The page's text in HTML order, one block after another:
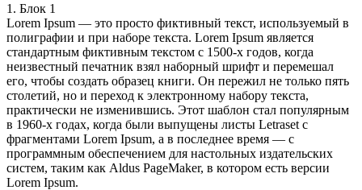
1. Блок 1
Lorem Ipsum — это просто фиктивный текст, используемый в
полиграфии и при наборе текста. Lorem Ipsum является
стандартным фиктивным текстом с 1500-х годов, когда
неизвестный печатник взял наборный шрифт и перемешал
его, чтобы создать образец книги. Он пережил не только пять
столетий, но и переход к электронному набору текста,
практически не изменившись. Этот шаблон стал популярным
в 1960-х годах, когда были выпущены листы Letraset с
фрагментами Lorem Ipsum, а в последнее время — с
программным обеспечением для настольных издательских
систем, таким как Aldus PageMaker, в котором есть версии
Lorem Ipsum.